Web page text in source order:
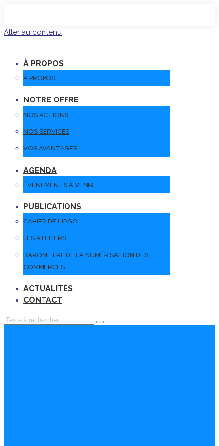
Aller au contenu
À PROPOS
À PROPOS
NOTRE OFFRE
NOS ACTIONS
NOS SERVICES
VOS AVANTAGES
AGENDA
ÉVÉNEMENTS À VENIR
PUBLICATIONS
CAHIER DE L’IRGO
LES ATELIERS
BAROMÈTRE DE LA NUMÉRISATION DES
COMMERCES
ACTUALITÉS
CONTACT